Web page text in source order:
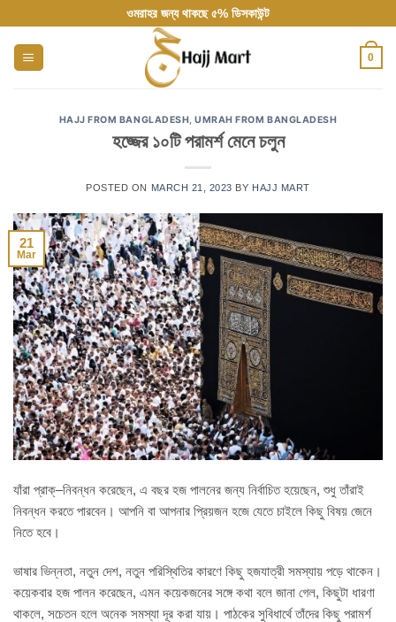
to
content
ওমরাহর জন্য থাকছে ৫% ডিসকাউন্ট
0
HAJJ FROM BANGLADESH,UMRAH FROM BANGLADESH
হজ্জের ১০টি পরামর্শ মেনে চলুন
POSTED ON MARCH 21, 2023 BY HAJJ MART
21
Mar
যাঁরা প্রাক্‌–নিবন্ধন করেছেন, এ বছর হজ পালনের জন্য নির্বাচিত হয়েছেন, শুধু তাঁরাই
নিবন্ধন করতে পারবেন। আপনি বা আপনার প্রিয়জন হজে যেতে চাইলে কিছু বিষয় জেনে
নিতে হবে।
ভাষার ভিন্নতা, নতুন দেশ, নতুন পরিস্থিতির কারণে কিছু হজযাত্রী সমস্যায় পড়ে থাকেন।
কয়েকবার হজ পালন করেছেন, এমন কয়েকজনের সঙ্গে কথা বলে জানা গেল, কিছুটা ধারণা
থাকলে, সচেতন হলে অনেক সমস্যা দূর করা যায়। পাঠকের সুবিধার্থে তাঁদের কিছু পরামর্শ